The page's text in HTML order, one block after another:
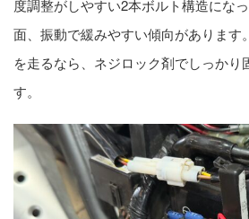
度調整がしやすい2本ボルト構造にな
面、振動で緩みやすい傾向があります
を走るなら、ネジロック剤でしっかり
す。